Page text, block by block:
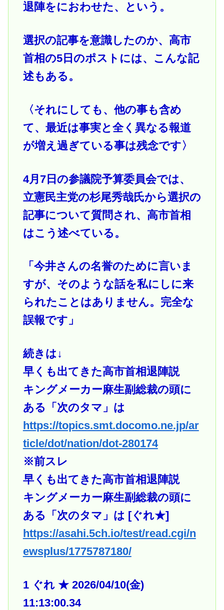
退陣をにおわせた、という。
選択の記事を意識したのか、高市
首相の5日のポストには、こんな記
述もある。
〈それにしても、他の事も含め
て、最近は事実と全く異なる報道
が増え過ぎている事は残念です〉
4月7日の参議院予算委員会では、
立憲民主党の杉尾秀哉氏から選択の
記事について質問され、高市首相
はこう述べている。
「今井さんの名誉のために言いま
すが、そのような話を私にしに来
られたことはありません。完全な
誤報です」
続きは↓
早くも出てきた高市首相退陣説
キングメーカー麻生副総裁の頭に
ある「次のタマ」は
https://topics.smt.docomo.ne.jp/ar
ticle/dot/nation/dot-280174
※前スレ
早くも出てきた高市首相退陣説
キングメーカー麻生副総裁の頭に
ある「次のタマ」は [ぐれ★]
https://asahi.5ch.io/test/read.cgi/n
ewsplus/1775787180/
1 ぐれ ★ 2026/04/10(金)
11:13:00.34